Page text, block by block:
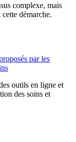
complexe, mais
démarche.
par les
outils en ligne et
des soins et